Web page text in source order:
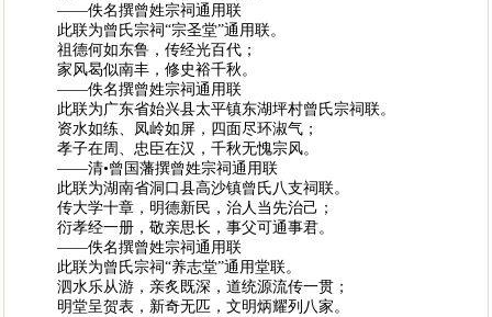
——佚名撰曾姓宗祠通用联
此联为曾氏宗祠“宗圣堂”通用联。
祖德何如东鲁，传经光百代；
家风曷似南丰，修史裕千秋。
——佚名撰曾姓宗祠通用联
此联为广东省始兴县太平镇东湖坪村曾氏宗祠联。
资水如练、凤岭如屏，四面尽环淑气；
孝子在周、忠臣在汉，千秋无愧宗风。
——清•曾国藩撰曾姓宗祠通用联
此联为湖南省洞口县高沙镇曾氏八支祠联。
传大学十章，明德新民，治人当先治己；
衍孝经一册，敬亲思长，事父可通事君。
——佚名撰曾姓宗祠通用联
此联为曾氏宗祠“养志堂”通用堂联。
泗水乐从游，亲炙既深，道统源流传一贯；
明堂呈贺表，新奇无匹，文明炳耀列八家。